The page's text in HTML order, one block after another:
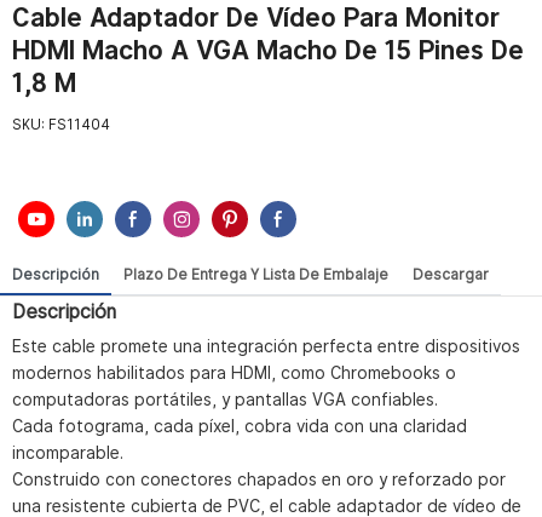
Cable Adaptador De Vídeo Para Monitor
HDMI Macho A VGA Macho De 15 Pines De
1,8 M
SKU: FS11404
Descripción Plazo De Entrega Y Lista De Embalaje Descargar
Descripción
Este cable promete una integración perfecta entre dispositivos
modernos habilitados para HDMI, como Chromebooks o
computadoras portátiles, y pantallas VGA confiables.
Cada fotograma, cada píxel, cobra vida con una claridad
incomparable.
Construido con conectores chapados en oro y reforzado por
una resistente cubierta de PVC, el cable adaptador de vídeo de